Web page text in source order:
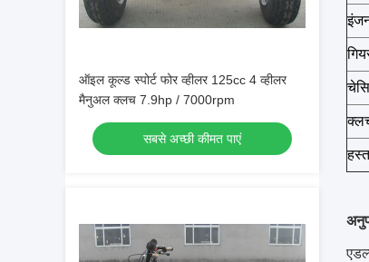
ऑइल कूल्ड स्पोर्ट फोर व्हीलर 125cc 4 व्हीलर
मैनुअल क्लच 7.9hp / 7000rpm
सबसे अच्छी कीमत पाएं